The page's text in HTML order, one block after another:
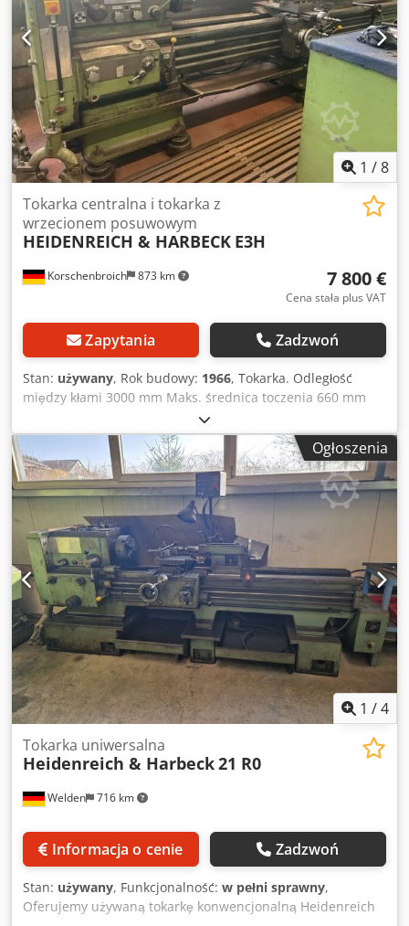
1 /8
Korschenbroich 873 km
Tokarka centralna i tokarka z
wrzecionem posuwowym
HEIDENREICH & HARBECK E3H
7 800 €
Cena stała plus VAT
Zapytania Zadzwoń
Stan: używany, Rok budowy: 1966, Tokarka. Odległość
między kłami 3000 mm Maks. średnica toczenia 660 mm
Dodeh Uytqepfx Aczskr Multifix: tak Podtrzymki: 2 szt. Masa
maszyny ok. 5 t Długość 5,80 m Szerokość 2 m Wysokość
1600 mm Wysokość kłów ok. 290 mm Przelot nad suportem
370 mm Możliwa masa obrabianego przedmiotu między
kłami do ok. 1,6 t +++++ Prosimy zauważyć, że maszyna
znajduje się w stanie zdemontowanym i jest przygotowana
do załadunku. Z tego względu nie jest możliwa prezentacja
pod napięciem ani wykonanie filmu z pracy maszyny.
Ponadto nasza oferta zawiera najbardziej miarodajne
zdjęcia w możliwie najlepszej jakości. Przesłanie
dodatkowych fotografii nie jest możliwe. +++++
Ogłoszenia
1 /4
Welden 716 km
Tokarka uniwersalna
Heidenreich & Harbeck21 R0
Informacja o cenie Zadzwoń
Stan: używany, Funkcjonalność: w pełni sprawny,
Oferujemy używaną tokarkę konwencjonalną Heidenreich